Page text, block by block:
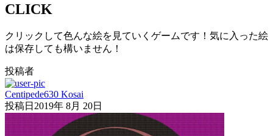
CLICK
クリックして色んな絵を見ていくゲームです！気に入った絵
は保存しても構いません！
投稿者
Centipede630 Kosai
投稿日 2019年 8月 20日